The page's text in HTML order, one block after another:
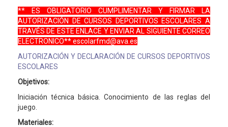
** ES OBLIGATORIO CUMPLIMENTAR Y FIRMAR LA
AUTORIZACIÓN DE CURSOS DEPORTIVOS ESCOLARES A
TRAVÉS DE ESTE ENLACE Y ENVIAR AL SIGUIENTE CORREO
ELECTRONICO** escolarfmd@ava.es
AUTORIZACIÓN Y DECLARACIÓN DE CURSOS DEPORTIVOS
ESCOLARES
Objetivos:
Iniciación técnica básica. Conocimiento de las reglas del
juego.
Materiales: